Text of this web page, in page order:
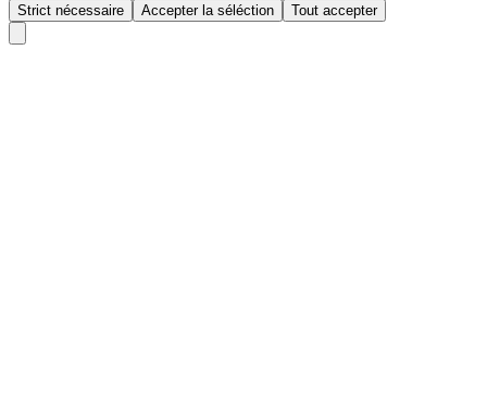
Strict nécessaire Accepter la séléction Tout accepter